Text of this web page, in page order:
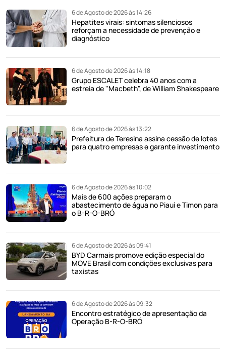
6 de Agosto de 2026 às 14:26
Hepatites virais: sintomas silenciosos
reforçam a necessidade de prevenção e
diagnóstico
6 de Agosto de 2026 às 14:18
Grupo ESCALET celebra 40 anos com a
estreia de "Macbeth", de William Shakespeare
6 de Agosto de 2026 às 13:22
Prefeitura de Teresina assina cessão de lotes
para quatro empresas e garante investimento
6 de Agosto de 2026 às 10:02
Mais de 600 ações preparam o
abastecimento de água no Piauí e Timon para
o B-R-O-BRÓ
6 de Agosto de 2026 às 09:41
BYD Carmais promove edição especial do
MOVE Brasil com condições exclusivas para
taxistas
6 de Agosto de 2026 às 09:32
Encontro estratégico de apresentação da
Operação B-R-O-BRÓ